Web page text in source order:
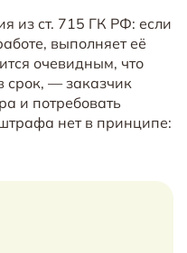
из ст. 715 ГК РФ: если
выполняет её
очевидным, что
срок, — заказчик
и потребовать
нет в принципе: